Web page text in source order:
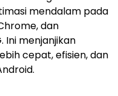
mendalam pada
dan
menjanjikan
cepat, efisien, dan